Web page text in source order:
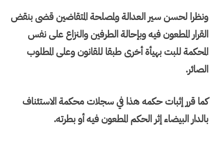
ونظرا لحسن سير العدالة ولمصلحة المتقاضين قضى بنقض
القرار المطعون فيه وبإحالة الطرفين والنزاع على نفس
المحكمة للبت بهيأة أخرى طبقا للقانون وعلى المطلوب
الصائر.
كما قرر إثبات حكمه هذا في سجلات محكمة الاستئناف
بالدار البيضاء إثر الحكم المطعون فيه أو بطرته.